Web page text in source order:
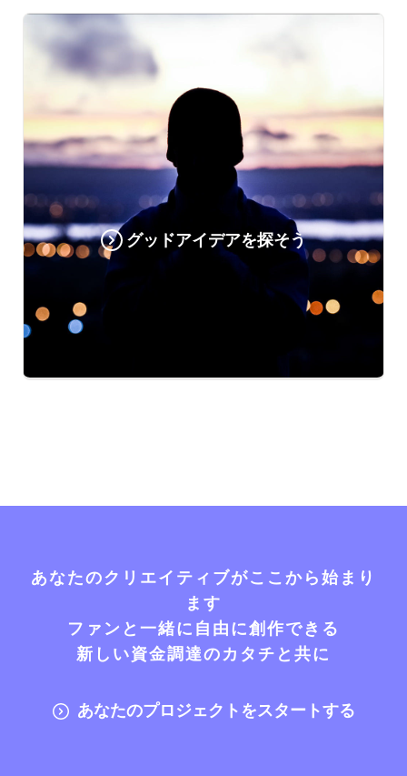
グッドアイデアを探そう
あなたのクリエイティブがここから始まり
ます
ファンと一緒に自由に創作できる
新しい資金調達のカタチと共に
あなたのプロジェクトをスタートする